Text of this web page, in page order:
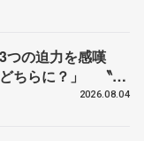
つの迫力を感嘆
ちらに？」 〝リ
ク3連覇の野村忠
2026.08.04